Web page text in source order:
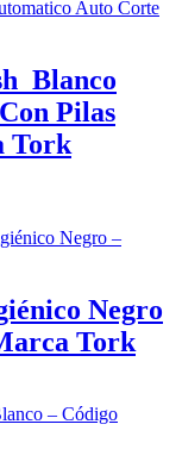
Blanco
Pilas
Tork
Negro
Tork